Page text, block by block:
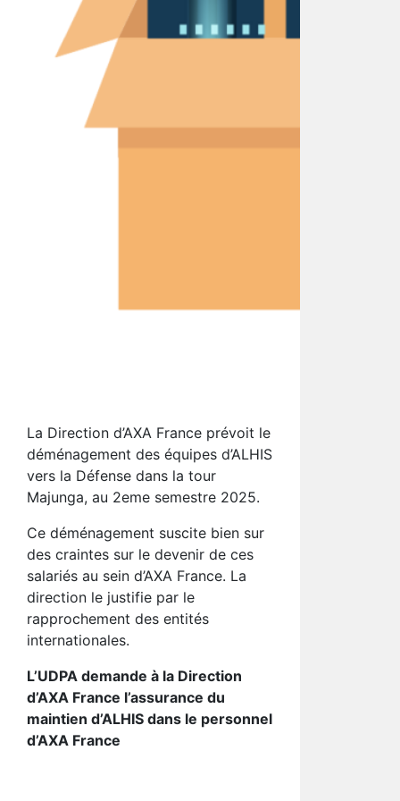
La Direction d’AXA France prévoit le
déménagement des équipes d’ALHIS
vers la Défense dans la tour
Majunga, au 2eme semestre 2025.
Ce déménagement suscite bien sur
des craintes sur le devenir de ces
salariés au sein d’AXA France. La
direction le justifie par le
rapprochement des entités
internationales.
L’UDPA demande à la Direction
d’AXA France l’assurance du
maintien d’ALHIS dans le personnel
d’AXA France